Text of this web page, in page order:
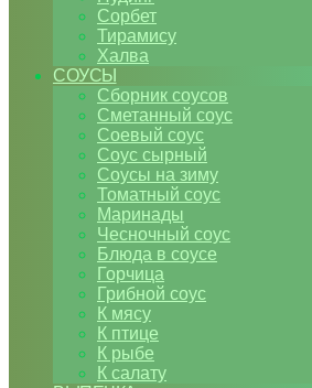
Сорбет
Тирамису
Халва
СОУСЫ
Сборник соусов
Сметанный соус
Соевый соус
Соус сырный
Соусы на зиму
Томатный соус
Маринады
Чесночный соус
Блюда в соусе
Горчица
Грибной соус
К мясу
К птице
К рыбе
К салату